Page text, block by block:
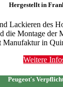
Hergestellt in
Lackieren des
die Montage der
Manufaktur in
Weitere
Peugeot's